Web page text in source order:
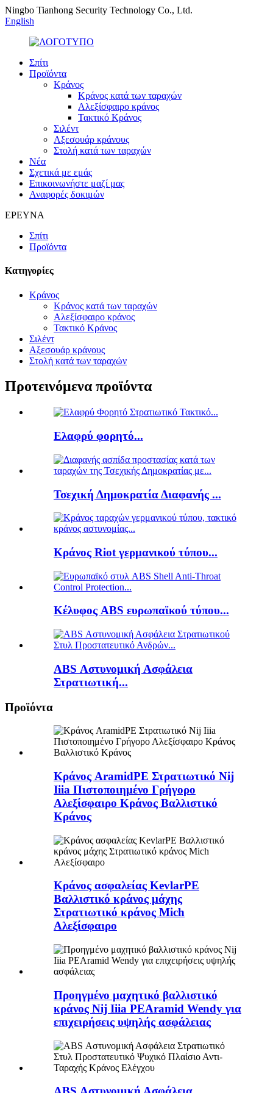
Ningbo Tianhong Security Technology Co., Ltd.
English
Σπίτι
Προϊόντα
Κράνος
Κράνος κατά των ταραχών
Αλεξίσφαιρο κράνος
Τακτικό Κράνος
Σιλέντ
Αξεσουάρ κράνους
Στολή κατά των ταραχών
Νέα
Σχετικά με εμάς
Επικοινωνήστε μαζί μας
Αναφορές δοκιμών
ΕΡΕΥΝΑ
Σπίτι
Προϊόντα
Κατηγορίες
Κράνος
Κράνος κατά των ταραχών
Αλεξίσφαιρο κράνος
Τακτικό Κράνος
Σιλέντ
Αξεσουάρ κράνους
Στολή κατά των ταραχών
Προτεινόμενα προϊόντα
Ελαφρύ φορητό...
Τσεχική Δημοκρατία Διαφανής ...
Κράνος Riot γερμανικού τύπου...
Κέλυφος ABS ευρωπαϊκού τύπου...
ABS Αστυνομική Ασφάλεια
Στρατιωτική...
Προϊόντα
Κράνος AramidPE Στρατιωτικό Nij
Iiia Πιστοποιημένο Γρήγορο
Αλεξίσφαιρο Κράνος Βαλλιστικό
Κράνος
Κράνος ασφαλείας KevlarPE
Βαλλιστικό κράνος μάχης
Στρατιωτικό κράνος Mich
Αλεξίσφαιρο
Προηγμένο μαχητικό βαλλιστικό
κράνος Nij Iiia PEAramid Wendy για
επιχειρήσεις υψηλής ασφάλειας